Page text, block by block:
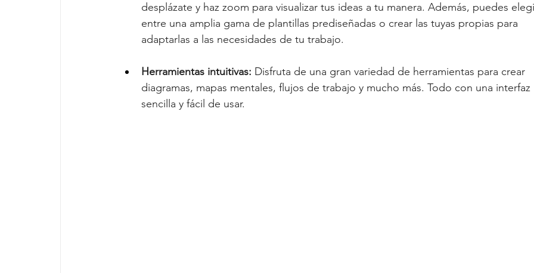
desplázate y haz zoom para visualizar tus ideas a tu manera. Además, puedes
entre una amplia gama de plantillas prediseñadas o crear las tuyas propias para
adaptarlas a las necesidades de tu trabajo.
Herramientas intuitivas: Disfruta de una gran variedad de herramientas para crear
diagramas, mapas mentales, flujos de trabajo y mucho más. Todo con una interfaz
sencilla y fácil de usar.